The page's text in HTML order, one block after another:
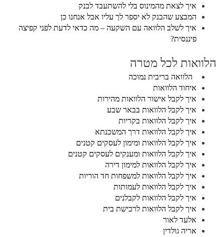
איך לצאת מהמינוס בלי להשתעבד לבנק
המבצע שהבנק לא יספר לך עליו אבל אנחנו כן
איך לשלב הלוואה עם השקעה – מה כדאי לדעת לפני קפיצה
פיננסית?
הלוואות לכל מטרה
הלוואה בריבית נמוכה
איחוד הלוואות
איך לקבל אישור הלוואות מהירות
איך לקבל הלוואות בבאר שבע
איך לקבל הלוואות בקריות
איך לקבל הלוואות דרך המשכנתא
איך לקבל הלוואות ומימון לעסקים קטנים
איך לקבל הלוואות ומענקים לעסקים קטנים
איך לקבל הלוואות למימון דירה
איך לקבל הלוואות למשפחות חד הוריות
איך לקבל הלוואות לעמותות
איך לקבל הלוואות לקבלנים
איך לקבל הלוואות לרכישת בית
אלעד לאור
אריה גולדין